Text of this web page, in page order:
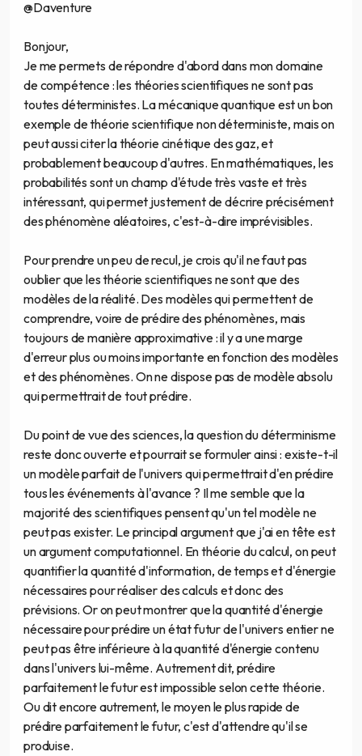
@Daventure
Bonjour,
Je me permets de répondre d'abord dans mon domaine
de compétence : les théories scientifiques ne sont pas
toutes déterministes. La mécanique quantique est un bon
exemple de théorie scientifique non déterministe, mais on
peut aussi citer la théorie cinétique des gaz, et
probablement beaucoup d'autres. En mathématiques, les
probabilités sont un champ d'étude très vaste et très
intéressant, qui permet justement de décrire précisément
des phénomène aléatoires, c'est-à-dire imprévisibles.
Pour prendre un peu de recul, je crois qu'il ne faut pas
oublier que les théorie scientifiques ne sont que des
modèles de la réalité. Des modèles qui permettent de
comprendre, voire de prédire des phénomènes, mais
toujours de manière approximative : il y a une marge
d'erreur plus ou moins importante en fonction des modèles
et des phénomènes. On ne dispose pas de modèle absolu
qui permettrait de tout prédire.
Du point de vue des sciences, la question du déterminisme
reste donc ouverte et pourrait se formuler ainsi : existe-t-il
un modèle parfait de l'univers qui permettrait d'en prédire
tous les événements à l'avance ? Il me semble que la
majorité des scientifiques pensent qu'un tel modèle ne
peut pas exister. Le principal argument que j'ai en tête est
un argument computationnel. En théorie du calcul, on peut
quantifier la quantité d'information, de temps et d'énergie
nécessaires pour réaliser des calculs et donc des
prévisions. Or on peut montrer que la quantité d'énergie
nécessaire pour prédire un état futur de l'univers entier ne
peut pas être inférieure à la quantité d'énergie contenu
dans l'univers lui-même. Autrement dit, prédire
parfaitement le futur est impossible selon cette théorie.
Ou dit encore autrement, le moyen le plus rapide de
prédire parfaitement le futur, c'est d'attendre qu'il se
produise.